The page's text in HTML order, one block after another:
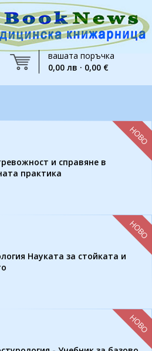
вашата поръчка
0,00 лв · 0,00 €
и справяне в
практика
НОВО
Науката за стойката и
НОВО
НОВО